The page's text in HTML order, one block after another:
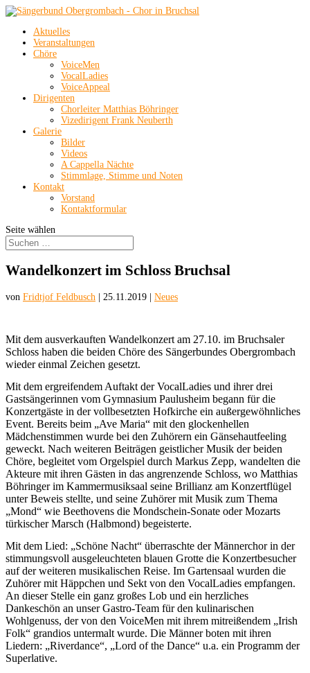
Aktuelles
Veranstaltungen
Chöre
VoiceMen
VocalLadies
VoiceAppeal
Dirigenten
Chorleiter Matthias Böhringer
Vizedirigent Frank Neuberth
Galerie
Bilder
Videos
A Cappella Nächte
Stimmlage, Stimme und Noten
Kontakt
Vorstand
Kontaktformular
Seite wählen
Wandelkonzert im Schloss Bruchsal
von Fridtjof Feldbusch 25.11.2019 Neues
Mit dem ausverkauften Wandelkonzert am 27.10. im Bruchsaler
Schloss haben die beiden Chöre des Sängerbundes Obergrombach
wieder einmal Zeichen gesetzt.
Mit dem ergreifendem Auftakt der VocalLadies und ihrer drei
Gastsängerinnen vom Gymnasium Paulusheim begann für die
Konzertgäste in der vollbesetzten Hofkirche ein außergewöhnliches
Event. Bereits beim „Ave Maria“ mit den glockenhellen
Mädchenstimmen wurde bei den Zuhörern ein Gänsehautfeeling
geweckt. Nach weiteren Beiträgen geistlicher Musik der beiden
Chöre, begleitet vom Orgelspiel durch Markus Zepp, wandelten die
Akteure mit ihren Gästen in das angrenzende Schloss, wo Matthias
Böhringer im Kammermusiksaal seine Brillianz am Konzertflügel
unter Beweis stellte, und seine Zuhörer mit Musik zum Thema
„Mond“ wie Beethovens die Mondschein-Sonate oder Mozarts
türkischer Marsch (Halbmond) begeisterte.
Mit dem Lied: „Schöne Nacht“ überraschte der Männerchor in der
stimmungsvoll ausgeleuchteten blauen Grotte die Konzertbesucher
auf der weiteren musikalischen Reise. Im Gartensaal wurden die
Zuhörer mit Häppchen und Sekt von den VocalLadies empfangen.
An dieser Stelle ein ganz großes Lob und ein herzliches
Dankeschön an unser Gastro-Team für den kulinarischen
Wohlgenuss, der von den VoiceMen mit ihrem mitreißendem „Irish
Folk“ grandios untermalt wurde. Die Männer boten mit ihren
Liedern: „Riverdance“, „Lord of the Dance“ u.a. ein Programm der
Superlative.